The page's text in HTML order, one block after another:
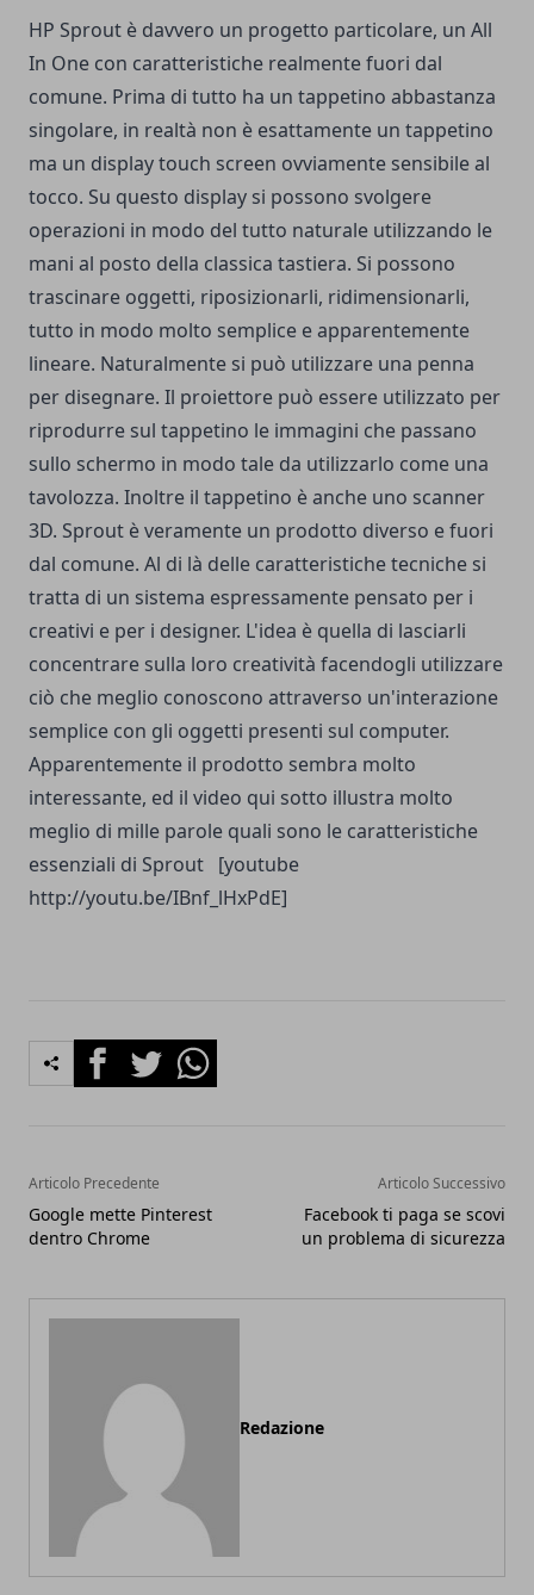
HP Sprout è davvero un progetto particolare, un All
In One con caratteristiche realmente fuori dal
comune. Prima di tutto ha un tappetino abbastanza
singolare, in realtà non è esattamente un tappetino
ma un display touch screen ovviamente sensibile al
tocco. Su questo display si possono svolgere
operazioni in modo del tutto naturale utilizzando le
mani al posto della classica tastiera. Si possono
trascinare oggetti, riposizionarli, ridimensionarli,
tutto in modo molto semplice e apparentemente
lineare. Naturalmente si può utilizzare una penna
per disegnare. Il proiettore può essere utilizzato per
riprodurre sul tappetino le immagini che passano
sullo schermo in modo tale da utilizzarlo come una
tavolozza. Inoltre il tappetino è anche uno scanner
3D. Sprout è veramente un prodotto diverso e fuori
dal comune. Al di là delle caratteristiche tecniche si
tratta di un sistema espressamente pensato per i
creativi e per i designer. L'idea è quella di lasciarli
concentrare sulla loro creatività facendogli utilizzare
ciò che meglio conoscono attraverso un'interazione
semplice con gli oggetti presenti sul computer.
Apparentemente il prodotto sembra molto
interessante, ed il video qui sotto illustra molto
meglio di mille parole quali sono le caratteristiche
essenziali di Sprout [youtube
http://youtu.be/IBnf_lHxPdE]
FacebookTwitterWhatsapp
Articolo Precedente
Google mette Pinterest
dentro Chrome
Articolo Successivo
Facebook ti paga se scovi
un problema di sicurezza
Redazione